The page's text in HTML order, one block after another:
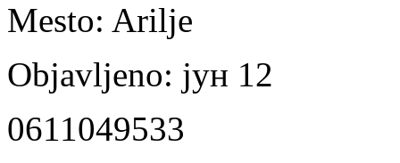
Mesto: Arilje
Objavljeno: јун 12
0611049533